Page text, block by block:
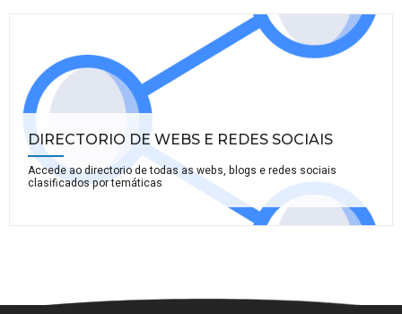
DIRECTORIO DE WEBS E REDES SOCIAIS
Accede ao directorio de todas as webs, blogs e redes sociais
clasificados por temáticas